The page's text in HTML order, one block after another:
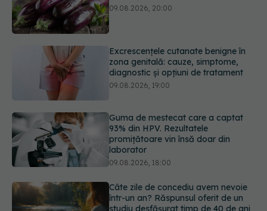
Excrescențele cutanate benigne în
Guma de mestecat care a captat
93% din HPV. Rezultatele
09.08.2026, 18:00
Câte zile de concediu avem nevoie
într-un an? Răspunsul oferit de un
studiu desfășurat timp de 40 de ani